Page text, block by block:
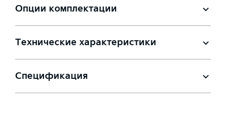
Опции комплектации
Технические характеристики
Спецификация